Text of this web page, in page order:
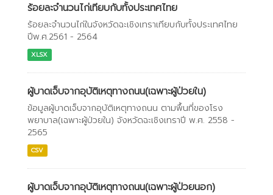
ร้อยละจำนวนไก่เทียบกับทั้งประเทศไทย
ร้อยละจำนวนไก่ในจังหวัดฉะเชิงเทราเทียบกับทั้งประเทศไทย
ปีพ.ศ.2561 - 2564
XLSX
ผู้บาดเจ็บจากอุบัติเหตุทางถนน(เฉพาะผู้ป่วยใน)
ข้อมูลผู้บาดเจ็บจากอุบัติเหตุทางถนน ตามพื้นที่ของโรง
พยาบาล(เฉพาะผู้ป่วยใน) จังหวัดฉะเชิงเทราปี พ.ศ. 2558 -
2565
CSV
ผู้บาดเจ็บจากอุบัติเหตุทางถนน(เฉพาะผู้ป่วยนอก)